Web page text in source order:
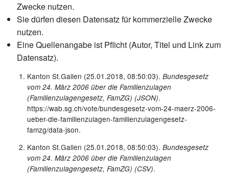
Zwecke nutzen.
Sie dürfen diesen Datensatz für kommerzielle Zwecke
nutzen.
Eine Quellenangabe ist Pflicht (Autor, Titel und Link zum
Datensatz).
Kanton St.Gallen (25.01.2018, 08:50:03). Bundesgesetz
vom 24. März 2006 über die Familienzulagen
(Familienzulagengesetz, FamZG) (JSON).
https://wab.sg.ch/vote/bundesgesetz-vom-24-maerz-2006-
ueber-die-familienzulagen-familienzulagengesetz-
famzg/data-json.
Kanton St.Gallen (25.01.2018, 08:50:03). Bundesgesetz
vom 24. März 2006 über die Familienzulagen
(Familienzulagengesetz, FamZG) (CSV).